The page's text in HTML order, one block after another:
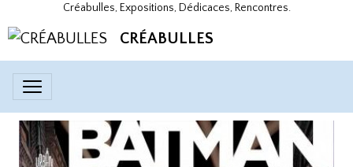
Créabulles, Expositions, Dédicaces, Rencontres.
CRÉABULLES